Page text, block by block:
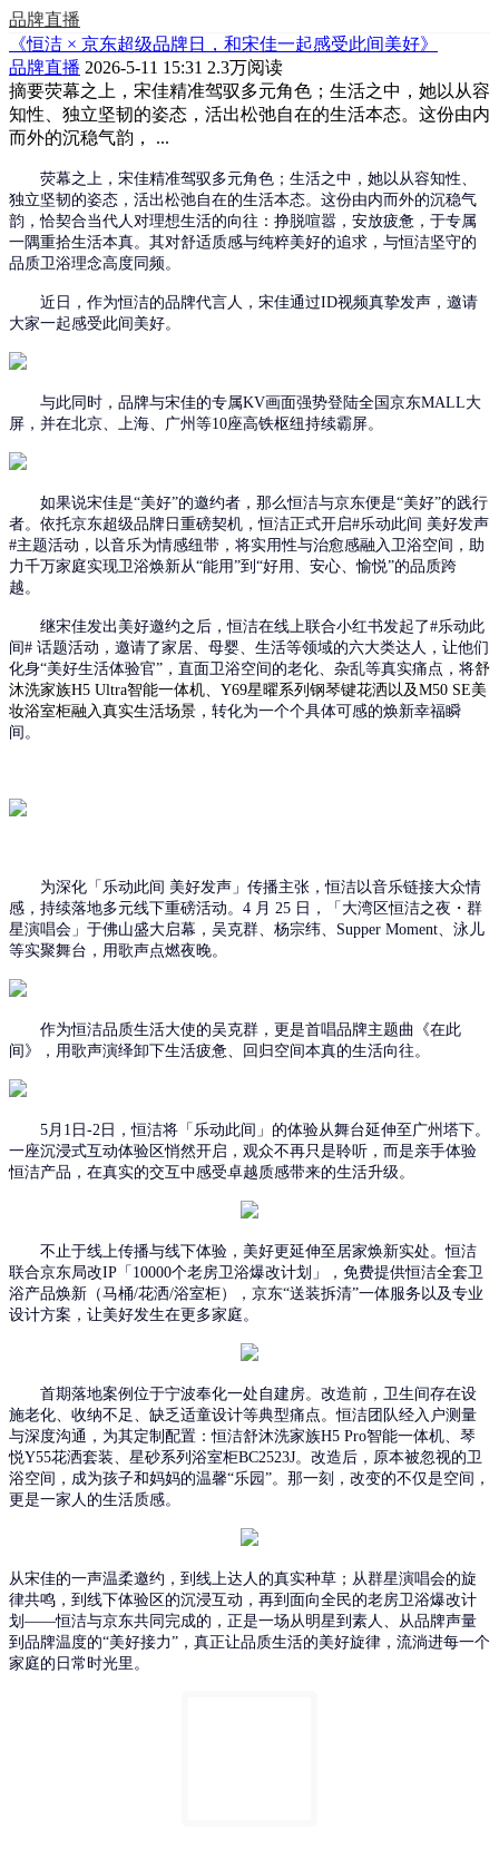
品牌直播
《恒洁 × 京东超级品牌日，和宋佳一起感受此间美好》
品牌直播 2026-5-11 15:31 2.3万阅读
摘要荧幕之上，宋佳精准驾驭多元角色；生活之中，她以从容
知性、独立坚韧的姿态，活出松弛自在的生活本态。这份由内
而外的沉稳气韵， ...
荧幕之上，宋佳精准驾驭多元角色；生活之中，她以从容知性、
独立坚韧的姿态，活出松弛自在的生活本态。这份由内而外的沉稳气
韵，恰契合当代人对理想生活的向往：挣脱喧嚣，安放疲惫，于专属
一隅重拾生活本真。其对舒适质感与纯粹美好的追求，与恒洁坚守的
品质卫浴理念高度同频。
近日，作为恒洁的品牌代言人，宋佳通过ID视频真挚发声 ，邀请
大家一起感受此间美好。
与此同时，品牌与宋佳的专属KV画面强势登陆全国京东MALL大
屏，并在北京、上海、广州等10座高铁枢纽持续霸屏。
如果说宋佳是“美好”的邀约者，那么恒洁与京东便是“美好”的践行
者。 依托京东超级品牌日重磅契机，恒洁正式开启#乐动此间 美好发声
#主题活动，以音乐为情感纽带，将实用性与治愈感融入卫浴空间，助
力千万家庭实现卫浴焕新从“能用”到“好用、安心、愉悦”的品质跨
越。
继宋佳发出美好邀约之后 ，恒洁在线上联合小红书发起了#乐动此
间# 话题活动，邀请了家居、母婴、生活等领域的六大类达人，让他们
化身“美好生活体验官”，直面卫浴空间的老化、杂乱等真实痛点，将舒
沐洗家族H5 Ultra智能一体机、 Y69星曜系列钢琴键花洒以及M50 SE美
妆浴室柜融 入真实生活场景， 转化为一个个具体可感的焕新幸福瞬
间。
为深化「乐动此间 美好发声」 传播主张，恒洁以音乐链接大众情
感 ， 持续落地多元线下重磅活动。 4 月 25 日，「大湾区恒洁之夜 ・群
星演唱会」于佛山盛大启幕，吴克群、杨宗纬、 Supper Moment、泳儿
等实聚舞台， 用歌声点燃夜晚。
作为恒洁品质生活大使的吴克群， 更是首唱品牌主题曲《在此
间》， 用歌声演绎卸下生活疲惫、回归空间本真的生活向往。
5月1日-2 日 ，恒洁将「乐动此间」的体验从舞台延伸至广州塔下。
一座沉浸式互动体验区悄然开启，观众不再只是聆听，而是亲手体验
恒洁产品， 在真实的交互中感受卓越质感带来的生活升级。
不止于线上传播与线下体验，美好更延伸至居家焕新实处。恒洁
联合京东局改IP「10000个老房卫浴爆改计划」， 免费提供恒洁全套卫
浴产品焕新（马桶/花洒/浴室柜），京东“送装拆清”一体服务以及专业
设计方案，让美好发生在更多家庭。
首期落地案例位于宁波奉化一处自建房。改造前，卫生间存在设
施老化、收纳不足、缺乏适童设计等典型痛点。恒洁团队经入户测量
与深度沟通，为其定制配置：恒洁舒沐洗家族H5 Pro智能一体机、琴
悦Y55花洒套装、星砂系列浴室柜BC2523J。改造后，原本被忽视的卫
浴空间，成为孩子和妈妈的温馨“乐园”。 那一刻，改变的不仅是空间，
更是一家人的生活质感。
从宋佳的一声温柔邀约，到线上达人的真实种草；从群星演唱会的旋
律共鸣，到线下体验区的沉浸互动，再到面向全民的老房卫浴爆改计
划 ——恒洁与京东共同完成的，正是一场从明星到素人、从品牌声量
到品牌温度的“美好接力”，真正让品质生活的美好旋律，流淌进每一个
家庭的日常时光里。